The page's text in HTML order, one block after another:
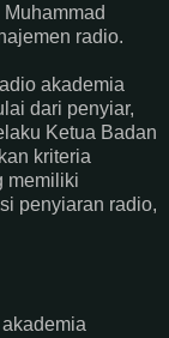
radio.
akademia
dari penyiar,
Ketua Badan
kriteria
memiliki
penyiaran radio,